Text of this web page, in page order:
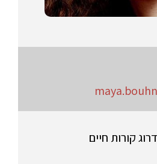
קורות חיים